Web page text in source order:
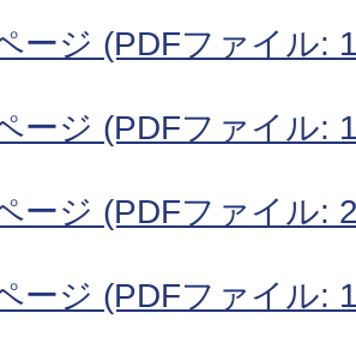
ージ (PDFファイル:
ージ (PDFファイル:
ージ (PDFファイル:
ージ (PDFファイル: